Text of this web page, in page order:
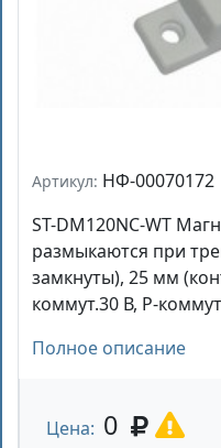
Артикул: НФ-00070172
ST-DM120NC-WT
размыкаются при
замкнуты), 25 мм
коммут.30 В, P-
Полное описание
Цена: 0